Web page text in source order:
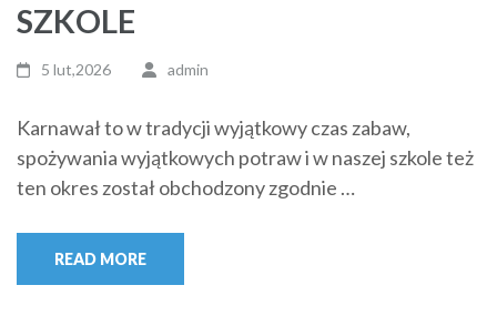
SZKOLE
5 lut,2026 admin
Karnawał to w tradycji wyjątkowy czas zabaw,
spożywania wyjątkowych potraw i w naszej szkole też
ten okres został obchodzony zgodnie …
READ MORE